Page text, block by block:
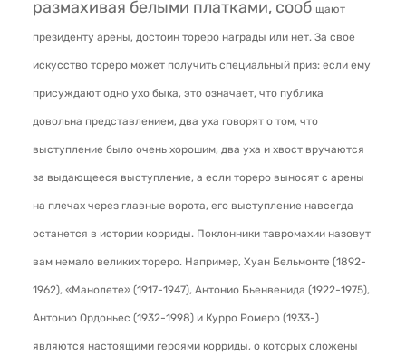
размахивая белыми платками, сооб щают
президенту арены, достоин тореро награды или нет. За свое
искусство тореро может получить специальный приз: если ему
присуждают одно ухо быка, это означает, что публика
довольна представлением, два уха говорят о том, что
выступление было очень хорошим, два уха и хвост вручаются
за выдающееся выступление, а если тореро выносят с арены
на плечах через главные ворота, его выступление навсегда
останется в истории корриды. Поклонники тавромахии назовут
вам немало великих тореро. Например, Хуан Бельмонте (1892-
1962), «Манолете» (1917-1947), Антонио Бьенвенида (1922-1975),
Антонио Ордоньес (1932-1998) и Курро Ромеро (1933-)
являются настоящими героями корриды, о которых сложены